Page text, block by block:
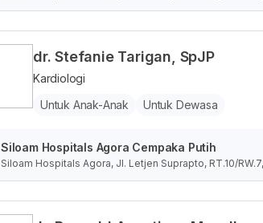
dr. Stefanie Tarigan, SpJP
Kardiologi
Untuk Anak-Anak
Untuk Dewasa
Siloam Hospitals Agora Cempaka Putih
Siloam Hospitals Agora, Jl. Letjen Suprapto, RT.10/
Jakarta, Indonesia